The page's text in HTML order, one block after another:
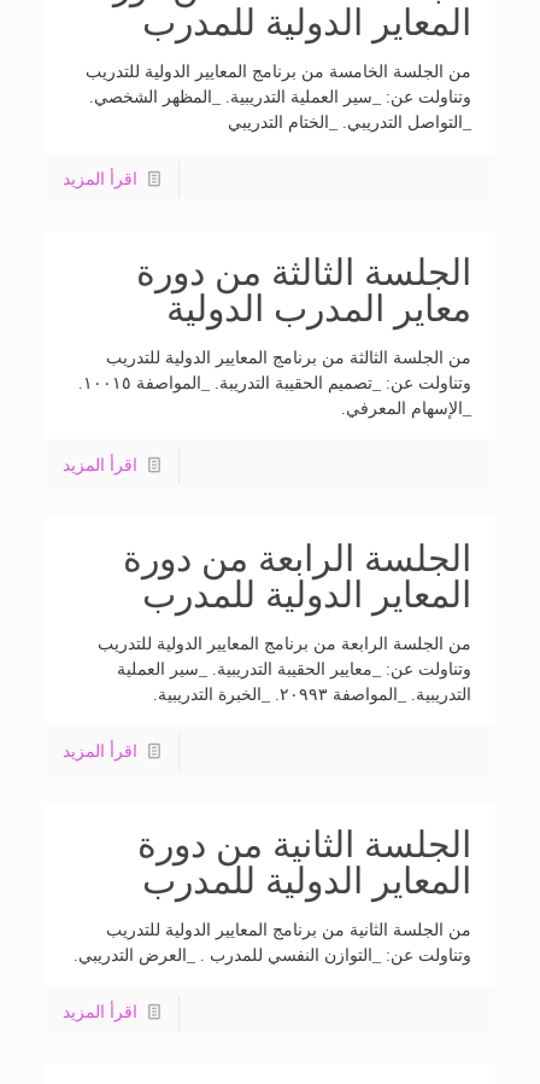
المعاير الدولية للمدرب
من الجلسة الخامسة من برنامج المعايير الدولية للتدريب
وتناولت عن: _سير العملية التدريبية. _المظهر الشخصي.
_التواصل التدريبي. _الختام التدريبي
اقرأ المزيد
الجلسة الثالثة من دورة
معاير المدرب الدولية
من الجلسة الثالثة من برنامج المعايير الدولية للتدريب
وتناولت عن: _تصميم الحقيبة التدريبة. _المواصفة ١٠٠١٥.
_الإسهام المعرفي.
اقرأ المزيد
الجلسة الرابعة من دورة
المعاير الدولية للمدرب
من الجلسة الرابعة من برنامج المعايير الدولية للتدريب
وتناولت عن: _معايير الحقيبة التدريبية. _سير العملية
التدريبية. _المواصفة ٢٠٩٩٣. _الخبرة التدريبية.
اقرأ المزيد
الجلسة الثانية من دورة
المعاير الدولية للمدرب
من الجلسة الثانية من برنامج المعايير الدولية للتدريب
وتناولت عن: _التوازن النفسي للمدرب . _العرض التدريبي.
اقرأ المزيد